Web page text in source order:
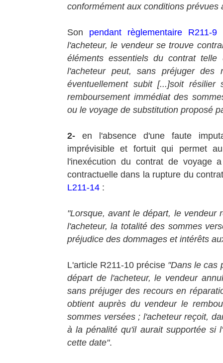
conformément aux conditions prévues
Son pendant règlementaire R211-9
l'acheteur, le vendeur se trouve
éléments essentiels du contrat
l'acheteur peut, sans préjuger des
éventuellement subit [...]soit
remboursement immédiat des
ou le voyage de substitution proposé
2- en l'absence d'une faute
imprévisible et fortuit qui permet
l'inexécution du contrat de voyage
contractuelle dans la rupture du
L211-14 :
"Lorsque, avant le départ, le vendeur
l'acheteur, la totalité des sommes
préjudice des dommages et intérêts
L'article R211-10 précise "Dans le cas
départ de l'acheteur, le vendeur
sans préjuger des recours en
obtient auprès du vendeur le
sommes versées ; l'acheteur reçoit,
à la pénalité qu'il aurait supportée si
cette date".